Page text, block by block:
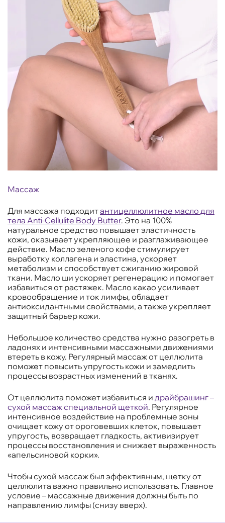
Массаж
Для массажа подходитантицеллюлитное масло для
тела Anti-Cellulite Body Butter. Это на 100%
натуральное средство повышает эластичность
кожи, оказывает укрепляющее и разглаживающее
действие. Масло зеленого кофе стимулирует
выработку коллагена и эластина, ускоряет
метаболизм и способствует сжиганию жировой
ткани. Масло ши ускоряет регенерацию и помогает
избавиться от растяжек. Масло какао усиливает
кровообращение и ток лимфы, обладает
антиоксидантными свойствами, а также укрепляет
защитный барьер кожи.
Небольшое количество средства нужно разогреть в
ладонях и интенсивными массажными движениями
втереть в кожу. Регулярный массаж от целлюлита
поможет повысить упругость кожи и замедлить
процессы возрастных изменений в тканях.
От целлюлита поможет избавиться и драйбрашинг –
сухой массаж специальной щеткой. Регулярное
интенсивное воздействие на проблемные зоны
очищает кожу от ороговевших клеток, повышает
упругость, возвращает гладкость, активизирует
процессы восстановления и снижает выраженность
«апельсиновой корки».
Чтобы сухой массаж был эффективным, щетку от
целлюлита важно правильно использовать. Главное
условие – массажные движения должны быть по
направлению лимфы (снизу вверх).